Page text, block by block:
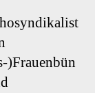
)Frauenbün